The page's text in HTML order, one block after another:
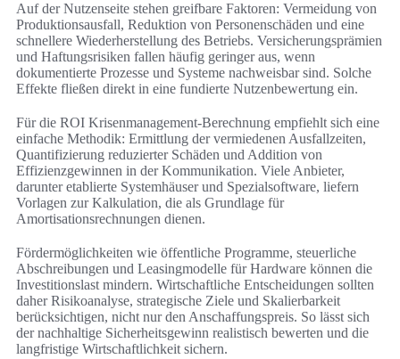
Auf der Nutzenseite stehen greifbare Faktoren: Vermeidung von
Produktionsausfall, Reduktion von Personenschäden und eine
schnellere Wiederherstellung des Betriebs. Versicherungsprämien
und Haftungsrisiken fallen häufig geringer aus, wenn
dokumentierte Prozesse und Systeme nachweisbar sind. Solche
Effekte fließen direkt in eine fundierte Nutzenbewertung ein.
Für die ROI Krisenmanagement‑Berechnung empfiehlt sich eine
einfache Methodik: Ermittlung der vermiedenen Ausfallzeiten,
Quantifizierung reduzierter Schäden und Addition von
Effizienzgewinnen in der Kommunikation. Viele Anbieter,
darunter etablierte Systemhäuser und Spezialsoftware, liefern
Vorlagen zur Kalkulation, die als Grundlage für
Amortisationsrechnungen dienen.
Fördermöglichkeiten wie öffentliche Programme, steuerliche
Abschreibungen und Leasingmodelle für Hardware können die
Investitionslast mindern. Wirtschaftliche Entscheidungen sollten
daher Risikoanalyse, strategische Ziele und Skalierbarkeit
berücksichtigen, nicht nur den Anschaffungspreis. So lässt sich
der nachhaltige Sicherheitsgewinn realistisch bewerten und die
langfristige Wirtschaftlichkeit sichern.